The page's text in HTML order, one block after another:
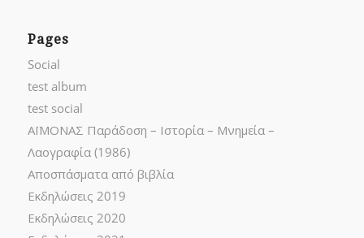
Pages
Social
test album
test social
ΑΪΜΟΝΑΣ Παράδοση – Ιστορία – Μνημεία –
Λαογραφία (1986)
Αποσπάσματα από βιβλία
Εκδηλώσεις 2019
Εκδηλώσεις 2020